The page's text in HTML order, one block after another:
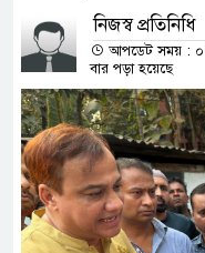
নিজস্ব প্রতিনিধি
আপডেট সময় :
বার পড়া হয়েছে